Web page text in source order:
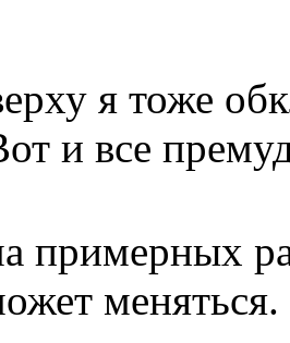
я тоже
и все
примерных